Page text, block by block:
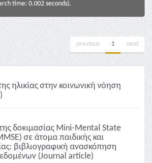
time: 0.002 seconds).
previous 1 next
ηλικίας στην κοινωνική νόηση
δοκιμασίας Mini-Mental State
σε άτομα παιδικής και
βιβλιογραφική ανασκόπηση
(Journal article)